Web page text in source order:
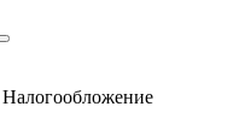
Налогообложение